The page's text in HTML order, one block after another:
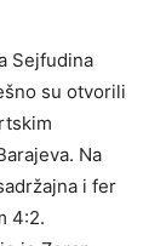
Sejfudina
su otvorili
Na
i fer
4:2.